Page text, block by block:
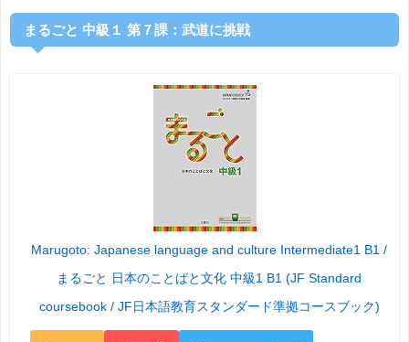
まるごと 中級１ 第７課：武道に挑戦
Marugoto: Japanese language and culture Intermediate1 B1 /
まるごと 日本のことばと文化 中級1 B1 (JF Standard
coursebook / JF日本語教育スタンダード準拠コースブック)